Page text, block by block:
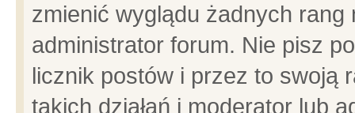
zmienić wyglądu żadnych
administrator forum. Nie pisz
licznik postów i przez to swoją
takich działań i moderator lub